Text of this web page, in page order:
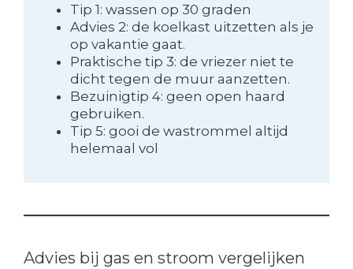
Tip 1: wassen op 30 graden
Advies 2: de koelkast uitzetten als je
op vakantie gaat.
Praktische tip 3: de vriezer niet te
dicht tegen de muur aanzetten.
Bezuinigtip 4: geen open haard
gebruiken.
Tip 5: gooi de wastrommel altijd
helemaal vol
Advies bij gas en stroom vergelijken